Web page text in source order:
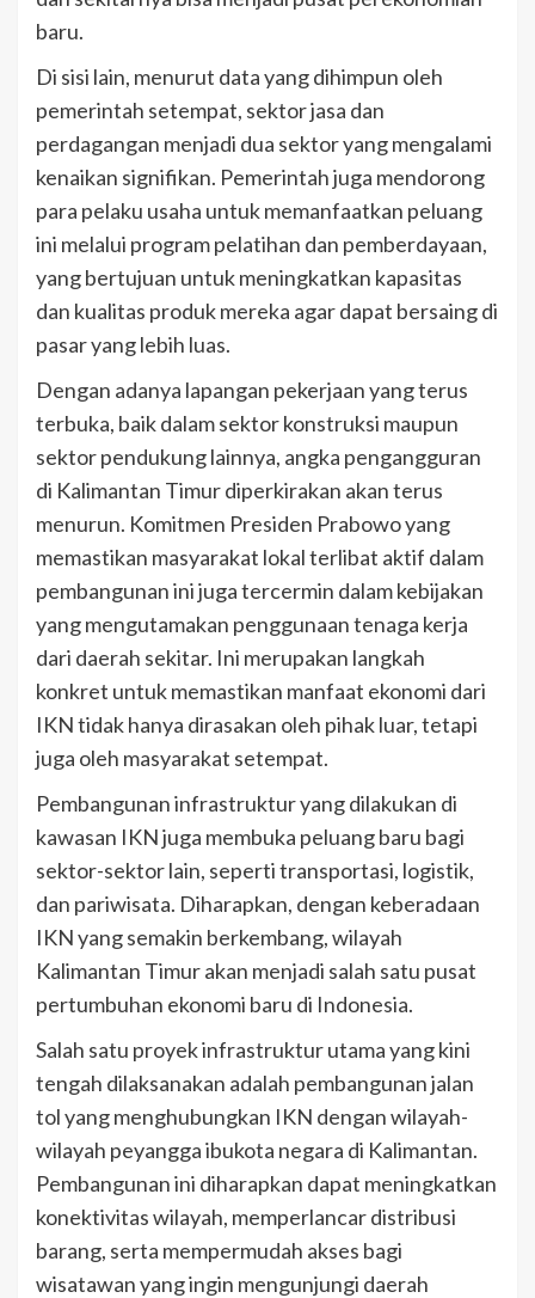
baru.
Di sisi lain, menurut data yang dihimpun oleh
pemerintah setempat, sektor jasa dan
perdagangan menjadi dua sektor yang mengalami
kenaikan signifikan. Pemerintah juga mendorong
para pelaku usaha untuk memanfaatkan peluang
ini melalui program pelatihan dan pemberdayaan,
yang bertujuan untuk meningkatkan kapasitas
dan kualitas produk mereka agar dapat bersaing di
pasar yang lebih luas.
Dengan adanya lapangan pekerjaan yang terus
terbuka, baik dalam sektor konstruksi maupun
sektor pendukung lainnya, angka pengangguran
di Kalimantan Timur diperkirakan akan terus
menurun. Komitmen Presiden Prabowo yang
memastikan masyarakat lokal terlibat aktif dalam
pembangunan ini juga tercermin dalam kebijakan
yang mengutamakan penggunaan tenaga kerja
dari daerah sekitar. Ini merupakan langkah
konkret untuk memastikan manfaat ekonomi dari
IKN tidak hanya dirasakan oleh pihak luar, tetapi
juga oleh masyarakat setempat.
Pembangunan infrastruktur yang dilakukan di
kawasan IKN juga membuka peluang baru bagi
sektor-sektor lain, seperti transportasi, logistik,
dan pariwisata. Diharapkan, dengan keberadaan
IKN yang semakin berkembang, wilayah
Kalimantan Timur akan menjadi salah satu pusat
pertumbuhan ekonomi baru di Indonesia.
Salah satu proyek infrastruktur utama yang kini
tengah dilaksanakan adalah pembangunan jalan
tol yang menghubungkan IKN dengan wilayah-
wilayah peyangga ibukota negara di Kalimantan.
Pembangunan ini diharapkan dapat meningkatkan
konektivitas wilayah, memperlancar distribusi
barang, serta mempermudah akses bagi
wisatawan yang ingin mengunjungi daerah